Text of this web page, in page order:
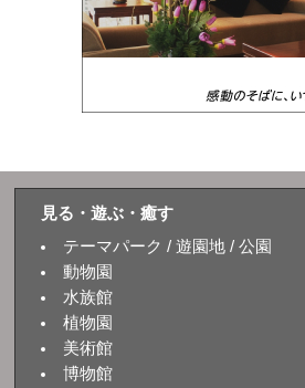
見る・遊ぶ・癒す
テーマパーク / 遊園地 / 公園
動物園
水族館
植物園
美術館
博物館